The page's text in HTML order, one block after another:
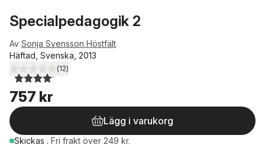
Specialpedagogik 2
Av Sonja Svensson Höstfält
Häftad, Svenska, 2013
4,1utav 5 stjärnor. Totalt antal röster:
(12)
757 kr
Lägg i varukorg
Skickas . Fri frakt över 249 kr.